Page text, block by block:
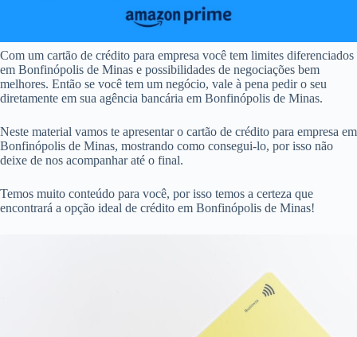
Com um cartão de crédito para empresa você tem limites diferenciados
em Bonfinópolis de Minas e possibilidades de negociações bem
melhores. Então se você tem um negócio, vale à pena pedir o seu
diretamente em sua agência bancária em Bonfinópolis de Minas.
Neste material vamos te apresentar o cartão de crédito para empresa em
Bonfinópolis de Minas, mostrando como consegui-lo, por isso não
deixe de nos acompanhar até o final.
Temos muito conteúdo para você, por isso temos a certeza que
encontrará a opção ideal de crédito em Bonfinópolis de Minas!